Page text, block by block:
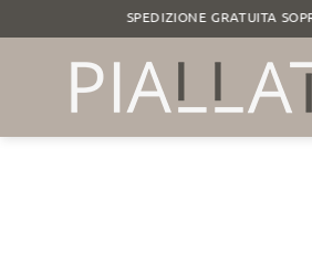
ai
contenuti
SPEDIZIONE